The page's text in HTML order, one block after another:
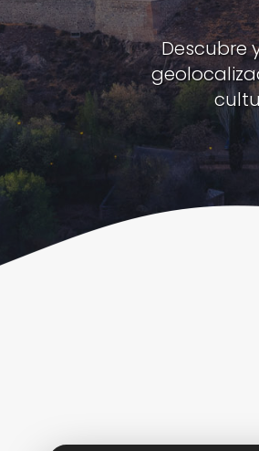
Descubre